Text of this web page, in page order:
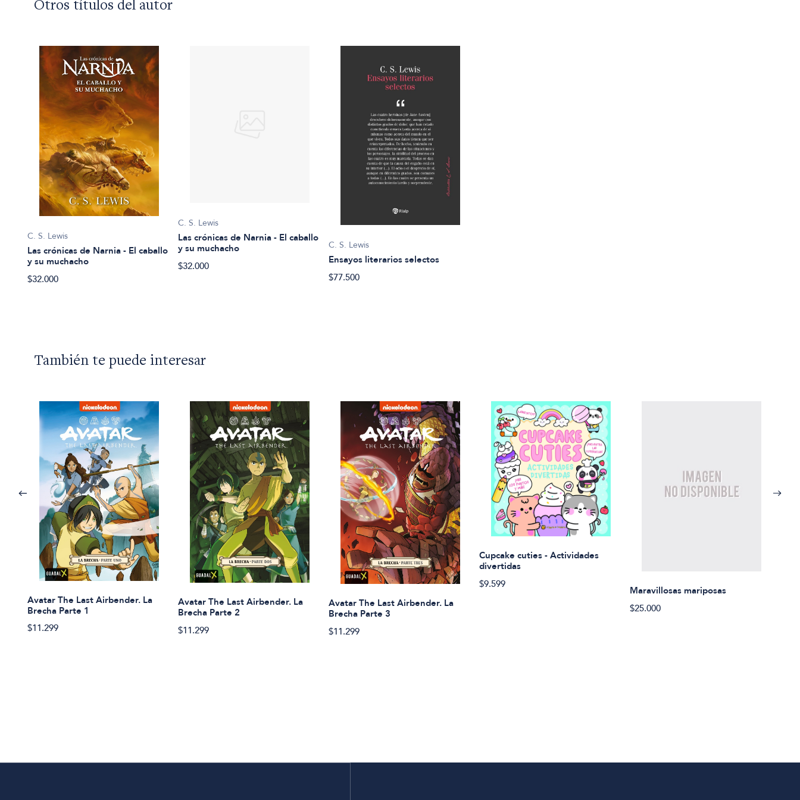
Otros títulos del autor
C. S. Lewis
Las crónicas de Narnia - El caballo
y su muchacho
$32.000
C. S. Lewis
Las crónicas de Narnia - El caballo
y su muchacho
$32.000
C. S. Lewis
Ensayos literarios selectos
$77.500
También te puede interesar
Avatar The Last Airbender. La
Brecha Parte 1
$11.299
Avatar The Last Airbender. La
Brecha Parte 2
$11.299
Avatar The Last Airbender. La
Brecha Parte 3
$11.299
Cupcake cuties - Actividades
divertidas
$9.599
Maravillosas mariposas
$25.000